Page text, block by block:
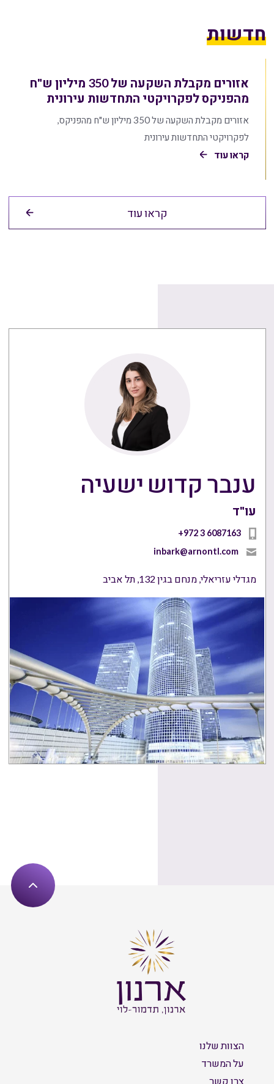
חדשות
אזורים מקבלת השקעה של 350 מיליון ש"ח
מהפניקס לפקרויקטי התחדשות עירונית
אזורים מקבלת השקעה של 350 מיליון ש"ח מהפניקס,
לפקרויקטי התחדשות עירונית
קראו עוד
קראו עוד
ענבר קדוש ישעיה
עו"ד
+972 3 6087163
inbark@arnontl.com
מגדלי עזריאלי, מנחם בגין 132, תל אביב
הצוות שלנו
על המשרד
צרו קשר